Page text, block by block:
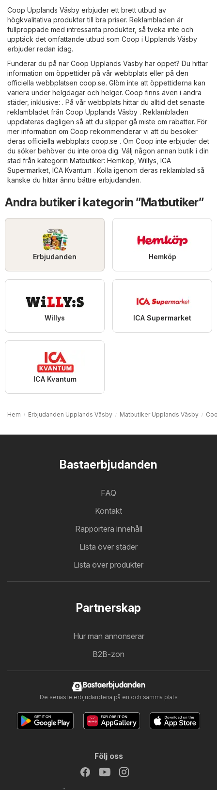
Coop Upplands Väsby erbjuder ett brett utbud av
högkvalitativa produkter till bra priser. Reklambladen är
fullproppade med intressanta produkter, så tveka inte och
upptäck det omfattande utbud som Coop i Upplands Väsby
erbjuder redan idag.
Funderar du på när Coop Upplands Väsby har öppet? Du hittar
information om öppettider på vår webbplats eller på den
officiella webbplatsen coop.se. Glöm inte att öppettiderna kan
variera under helgdagar och helger. Coop finns även i andra
städer, inklusive: . På vår webbplats hittar du alltid det senaste
reklambladet från Coop Upplands Väsby . Reklambladen
uppdateras dagligen så att du slipper gå miste om rabatter. För
mer information om Coop rekommenderar vi att du besöker
deras officiella webbplats coop.se . Om Coop inte erbjuder det
du söker behöver du inte oroa dig. Välj någon annan butik i din
stad från kategorin Matbutiker: Hemköp Willys ICA
Supermarket ICA Kvantum . Kolla igenom deras reklamblad så
kanske du hittar ännu bättre erbjudanden.
Andra butiker i kategorin ”Matbutiker”
Erbjudanden Hemköp
Willys ICA Supermarket
ICA Kvantum
Hem Erbjudanden Upplands Väsby Matbutiker Upplands Väsby
Bastaerbjudanden
FAQ
Kontakt
Rapportera innehåll
Lista över städer
Lista över produkter
Partnerskap
Hur man annonserar
B2B-zon
Bastaerbjudanden
De senaste erbjudandena på en och samma plats
Följ oss